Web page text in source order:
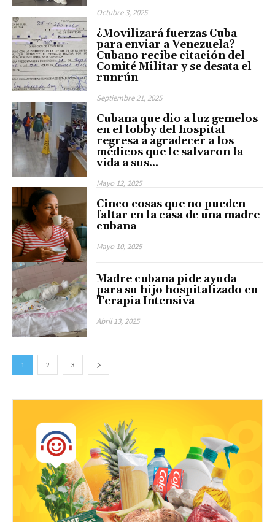
Octubre 3, 2025
¿Movilizará fuerzas Cuba
para enviar a Venezuela?
Cubano recibe citación del
Comité Militar y se desata el
runrún
Septiembre 21, 2025
Cubana que dio a luz gemelos
en el lobby del hospital
regresa a agradecer a los
médicos que le salvaron la
vida a sus...
Mayo 12, 2025
Cinco cosas que no pueden
faltar en la casa de una madre
cubana
Mayo 10, 2025
Madre cubana pide ayuda
para su hijo hospitalizado en
Terapia Intensiva
Abril 13, 2025
1 2 3